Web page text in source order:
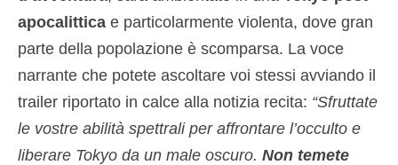
apocalittica e particolarmente violenta, dove gran
parte della popolazione è scomparsa. La voce
narrante che potete ascoltare voi stessi avviando il
trailer riportato in calce alla notizia recita: “Sfruttate
le vostre abilità spettrali per affrontare l’occulto e
liberare Tokyo da un male oscuro. Non temete